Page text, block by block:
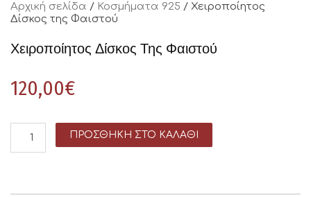
Αρχική σελίδα / Κοσμήματα 925 / Χειροποίητος
Δίσκος της Φαιστού
Χειροποίητος Δίσκος Της Φαιστού
120,00€
ΠΡΟΣΘΉΚΗ ΣΤΟ ΚΑΛΆΘΙ